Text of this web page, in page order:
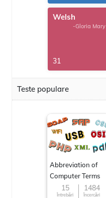
Welsh
-Gloria Mary
31
Teste populare
Abbreviation of
Computer Terms
15
Întrebări
1484
Încercări